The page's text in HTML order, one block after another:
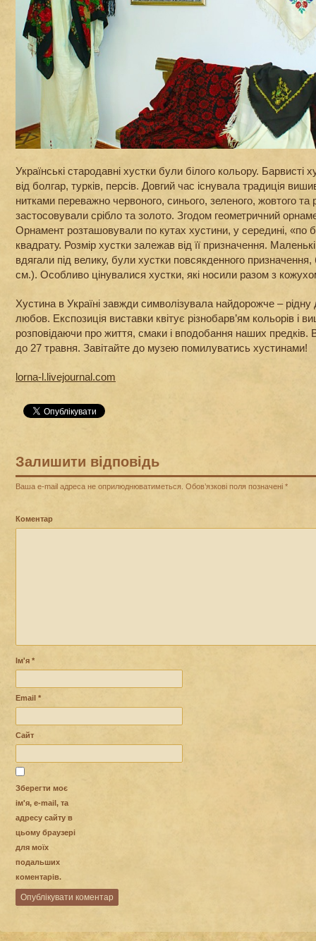
Українські стародавні хустки були білого кольору. Барвисті
від болгар, турків, персів. Довгий час існувала традиція
нитками переважно червоного, синього, зеленого, жовтого та
застосовували срібло та золото. Згодом геометричний
Орнамент розташовували по кутах хустини, у середині, «по
квадрату. Розмір хустки залежав від її призначення.
вдягали під велику, були хустки повсякденного
см.). Особливо цінувалися хустки, які носили разом з
Хустина в Україні завжди символізувала найдорожче – рідну
любов. Експозиція виставки квітує різнобарв’ям кольорів і
розповідаючи про життя, смаки і вподобання наших
до 27 травня. Завітайте до музею помилуватись хустинами!
lorna-l.livejournal.com
Залишити відповідь
Ваша e-mail адреса не оприлюднюватиметься. Обов’язкові поля позначені *
Коментар
Ім'я *
Email *
Сайт
Зберегти моє
ім'я, e-mail, та
адресу сайту в
цьому браузері
для моїх
подальших
коментарів.